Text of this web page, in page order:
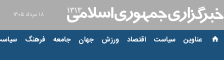
۱۸ مرداد ۱۴۰۵
عناوین‌ سیاست اقتصاد ورزش جهان جامعه فرهنگ